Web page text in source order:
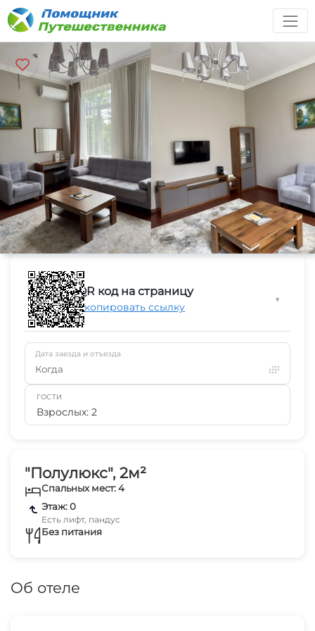
"Полулюкс", 2м²
Спальных мест: 4
Этаж: 0
Есть лифт, пандус
Без питания
Об отеле
QR код на страницу
Скопировать ссылку
▼
Дата заезда и отъезда
Когда
ГОСТИ
Взрослых: 2